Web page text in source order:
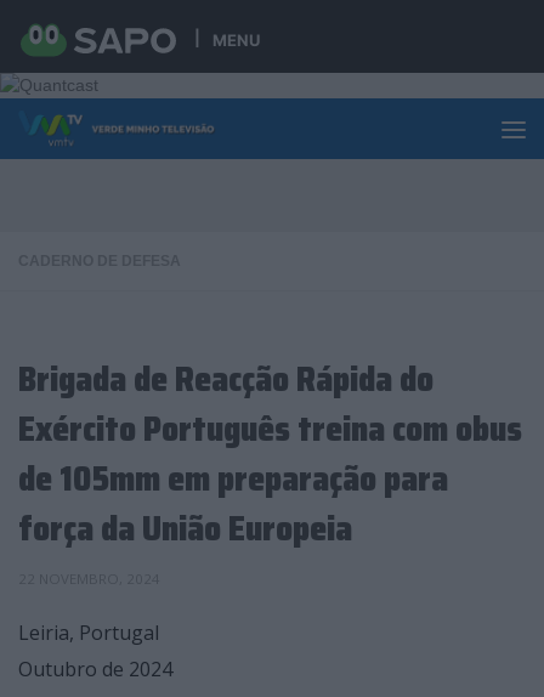
MENU
Skip to content
Brigada de Reacção Rápida do
Exército Português treina com obus
de 105mm em preparação para
força da União Europeia
Leiria, Portugal
Outubro de 2024